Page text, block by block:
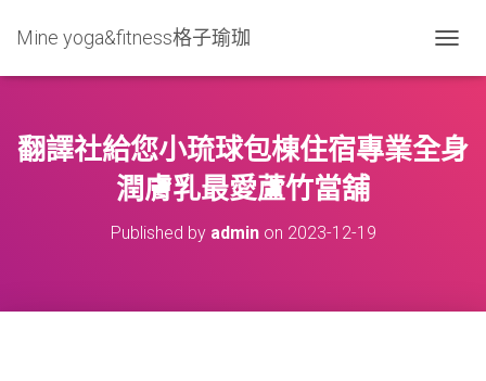
Mine yoga&fitness格子瑜珈
O
L
E
翻譯社給您小琉球包棟住宿專業全身
潤膚乳最愛蘆竹當舖
Published by adminon 2023-12-19